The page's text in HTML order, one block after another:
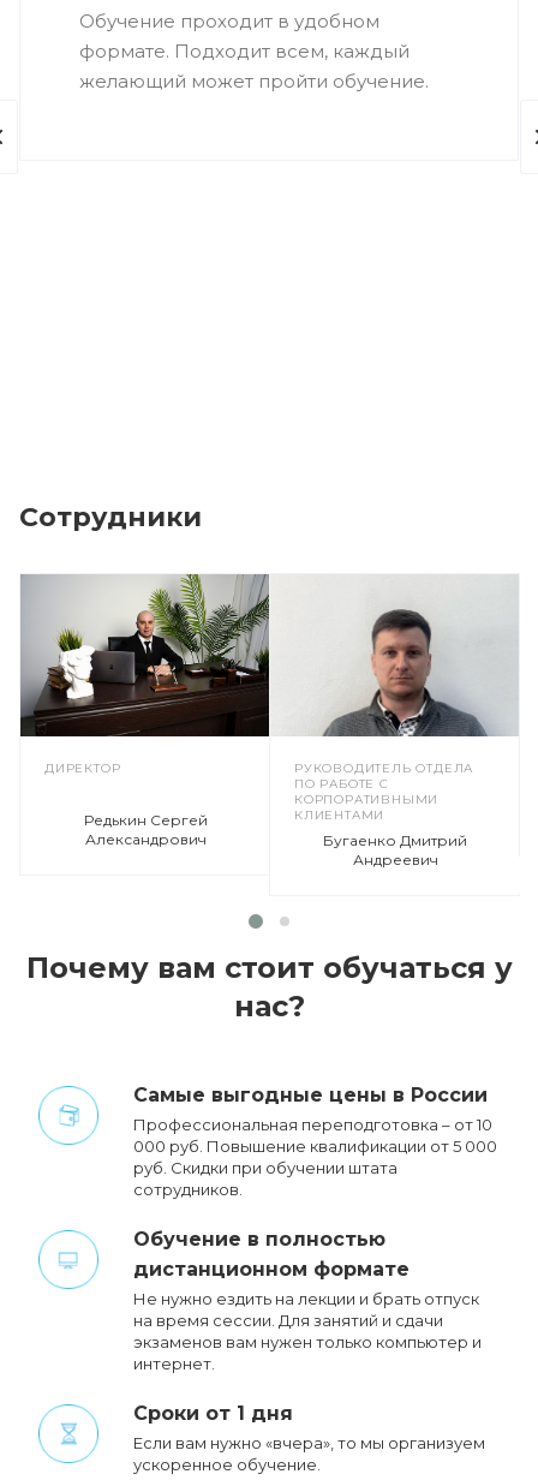
Обучение проходит в удобном
формате. Подходит всем, каждый
желающий может пройти обучение.
Сотрудники
ДИРЕКТОР
Редькин Сергей
Александрович
РУКОВОДИТЕЛЬ ОТДЕЛА
ПО РАБОТЕ С
КОРПОРАТИВНЫМИ
КЛИЕНТАМИ
Бугаенко Дмитрий
Андреевич
Почему вам стоит обучаться у
нас?
Cамые выгодные цены в России
Профессиональная переподготовка – от 10
000 руб. Повышение квалификации от 5 000
руб. Cкидки при обучении штата
сотрудников.
Обучение в полностью
дистанционном формате
Не нужно ездить на лекции и брать отпуск
на время сессии. Для занятий и сдачи
экзаменов вам нужен только компьютер и
интернет.
Сроки от 1 дня
Если вам нужно «вчера», то мы организуем
ускоренное обучение.